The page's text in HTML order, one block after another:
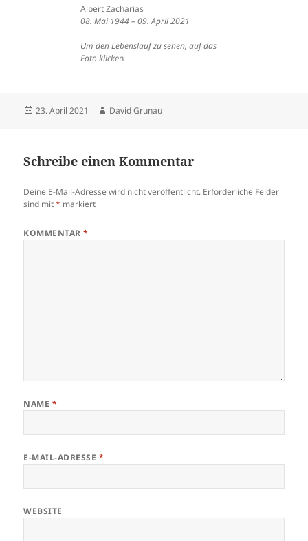
Albert Zacharias
08. Mai 1944 – 09. April 2021
Um den Lebenslauf zu sehen, auf das
Foto klicken
Veröffentlicht
23. April 2021 Autor
David Grunau
Schreibe einen Kommentar
Deine E-Mail-Adresse wird nicht veröffentlicht. Erforderliche Felder
sind mit* markiert
KOMMENTAR*
NAME *
E-MAIL-ADRESSE *
WEBSITE